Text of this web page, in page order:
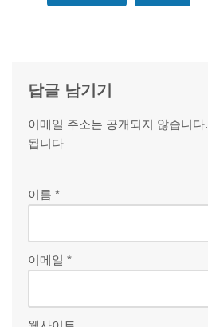
답글 남기기
이메일 주소는 공개되지 않습니다.
됩니다
이름 *
이메일 *